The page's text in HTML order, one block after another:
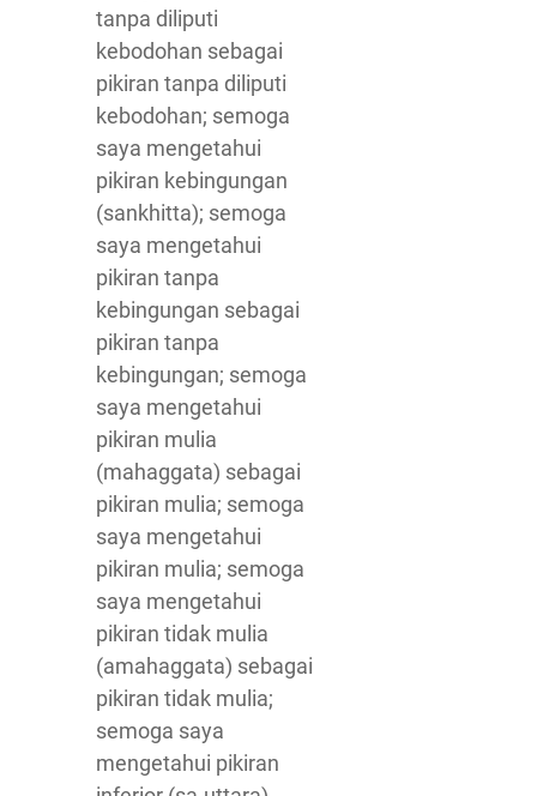
tanpa diliputi
kebodohan sebagai
pikiran tanpa diliputi
kebodohan; semoga
saya mengetahui
pikiran kebingungan
(sankhitta); semoga
saya mengetahui
pikiran tanpa
kebingungan sebagai
pikiran tanpa
kebingungan; semoga
saya mengetahui
pikiran mulia
(mahaggata) sebagai
pikiran mulia; semoga
saya mengetahui
pikiran mulia; semoga
saya mengetahui
pikiran tidak mulia
(amahaggata) sebagai
pikiran tidak mulia;
semoga saya
mengetahui pikiran